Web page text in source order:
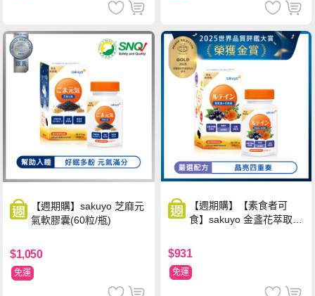
【週期購】sakuyo 芝麻元
氣軟膠囊(60粒/瓶)
$1,050
免運
【週期購】【素食者可
食】sakuyo 金盞花萃取
品)(30顆/瓶)
$931
免運